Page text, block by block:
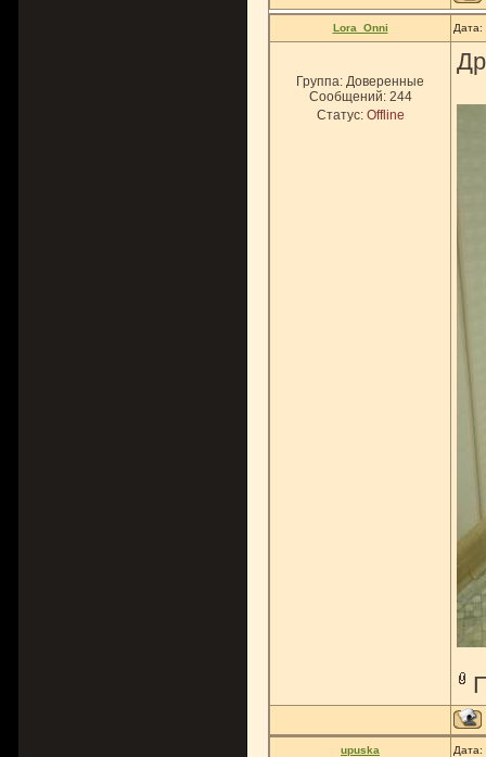
Lora_Onni Дата:
Группа: Доверенные
Сообщений: 244
Статус: Offline
upuska Дата: